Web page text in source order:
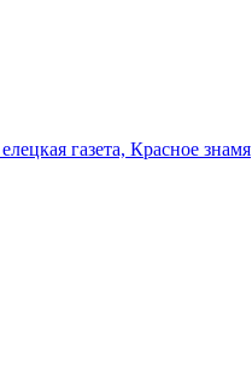
газета, Красное знамя